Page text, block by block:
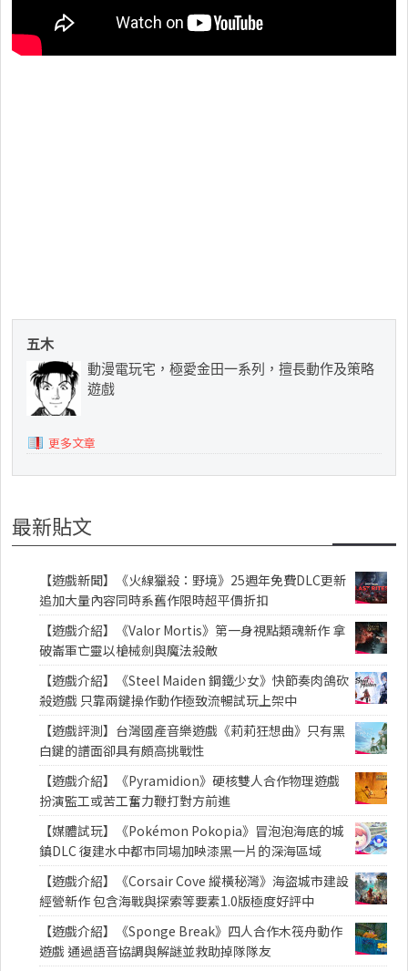
五木
動漫電玩宅，極愛金田一系列，擅長動作及策略
遊戲
更多文章
最新貼文
【遊戲新聞】《火線獵殺：野境》25週年免費DLC更新
追加大量內容同時系舊作限時超平價折扣
【遊戲介紹】《Valor Mortis》第一身視點類魂新作 拿
破崙軍亡靈以槍械劍與魔法殺敵
【遊戲介紹】《Steel Maiden 鋼鐵少女》快節奏肉鴿砍
殺遊戲 只靠兩鍵操作動作極致流暢試玩上架中
【遊戲評測】台灣國產音樂遊戲《莉莉狂想曲》只有黑
白鍵的譜面卻具有頗高挑戰性
【遊戲介紹】《Pyramidion》硬核雙人合作物理遊戲
扮演監工或苦工奮力鞭打對方前進
【媒體試玩】《Pokémon Pokopia》冒泡泡海底的城
鎮DLC 復建水中都市同場加映漆黑一片的深海區域
【遊戲介紹】《Corsair Cove 縱橫秘灣》海盜城市建設
經營新作 包含海戰與探索等要素1.0版極度好評中
【遊戲介紹】《Sponge Break》四人合作木筏舟動作
遊戲 通過語音協調與解謎並救助掉隊隊友